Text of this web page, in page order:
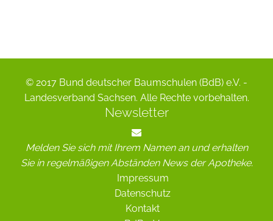
© 2017 Bund deutscher Baumschulen (BdB) e.V. -
Landesverband Sachsen. Alle Rechte vorbehalten.
Newsletter
Melden Sie sich mit Ihrem Namen an und erhalten
Sie in regelmäßigen Abständen News der Apotheke.
Impressum
Datenschutz
Kontakt